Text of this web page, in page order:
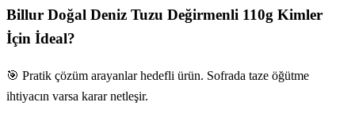
Billur Doğal Deniz Tuzu Değirmenli 110g Kimler
İçin İdeal?
🎯 Pratik çözüm arayanlar hedefli ürün. Sofrada taze öğütme
ihtiyacın varsa karar netleşir.